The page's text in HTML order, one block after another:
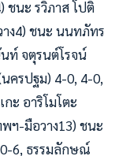
ชนะ รวิภาส โปติ
ง4) ชนะ นนทภัทร
ท์ จตุรนต์โรจน์
ครปฐม) 4-0, 4-0,
ะ อาริโมโตะ
ฯ-มือวาง13) ชนะ
6, ธรรมลักษณ์